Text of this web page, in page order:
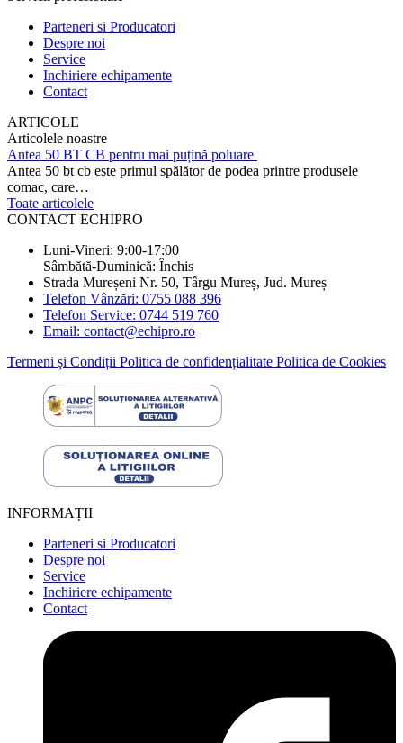
Parteneri si Producatori
Despre noi
Service
Inchiriere echipamente
Contact
ARTICOLE
Articolele noastre
Antea 50 BT CB pentru mai puțină poluare
Antea 50 bt cb este primul spălător de podea printre produsele
comac, care…
Toate articolele
CONTACT ECHIPRO
Luni-Vineri: 9:00-17:00
Sâmbătă-Duminică: Închis
Strada Mureșeni Nr. 50, Târgu Mureș, Jud. Mureș
Telefon Vânzări: 0755 088 396
Telefon Service: 0744 519 760
Email: contact@echipro.ro
Termeni și Condiții Politica de confidențialitate Politica de Cookies
INFORMAȚII
Parteneri si Producatori
Despre noi
Service
Inchiriere echipamente
Contact